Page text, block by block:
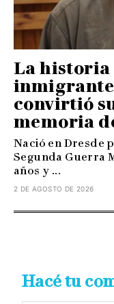
La historia
inmigrante
convirtió
memoria
Nació en Dresde
Segunda Guerra
años y ...
2 DE AGOSTO DE 2026
Hacé tu